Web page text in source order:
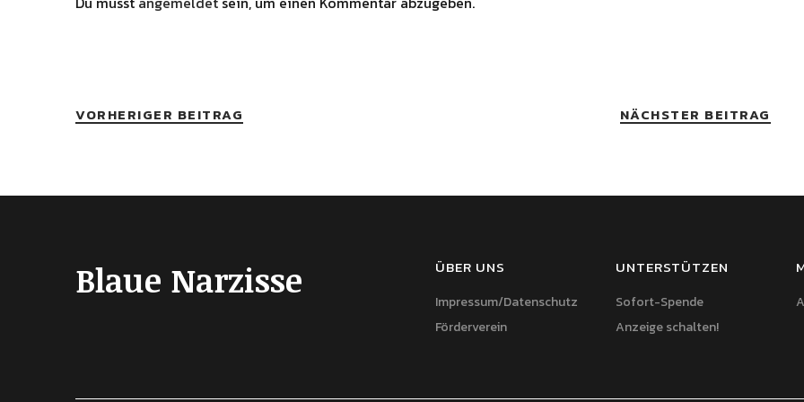
VORHERIGER BEITRAG NÄCHSTER BEITRAG
Blaue Narzisse ÜBER UNS
Impressum/Datenschutz
Förderverein
UNTERSTÜTZEN
Sofort-Spende
Anzeige schalten!